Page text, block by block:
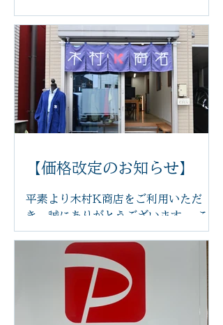
いつも木村k商店をご利用いただき誠
にありがとうございます。 このたび、
足つぼ施術をより快適に受けていただ
けるよう、新しいリクライニングチェ
アを導入いたしました。 体の力が抜け
てリラックスした状態で受けていただ
くことで、より心地よく施術を受けて
いただけます。 新しいチェアは、身体
に調整できるため、長時間でも負担が
ます。 「まるで雲の上にいるような座
り心地」と感じていただけるほど、快
適な座り心地です。 足つぼの刺激で身
体を整えながら、心もほっと安らぐ時
間をお過ごしください。 木村k商店で
は、これからも技術だけでなく、施術
を受ける空間や設備にもこだわり、皆
さまに安心して通っていただけるサロ
【価格改定のお知らせ】
平素より木村K商店をご利用いただ
き、誠にありがとうございます。 この
たび、原材料費や光熱費の高騰に伴
い、2026年6月14日より一部メニュ
ーの価格を改定させていただくことと
なりました。 また、今後は足つぼ施術
前後の蒸しタオルを導入し、よりリラ
ックスした状態で足裏から全身を整え